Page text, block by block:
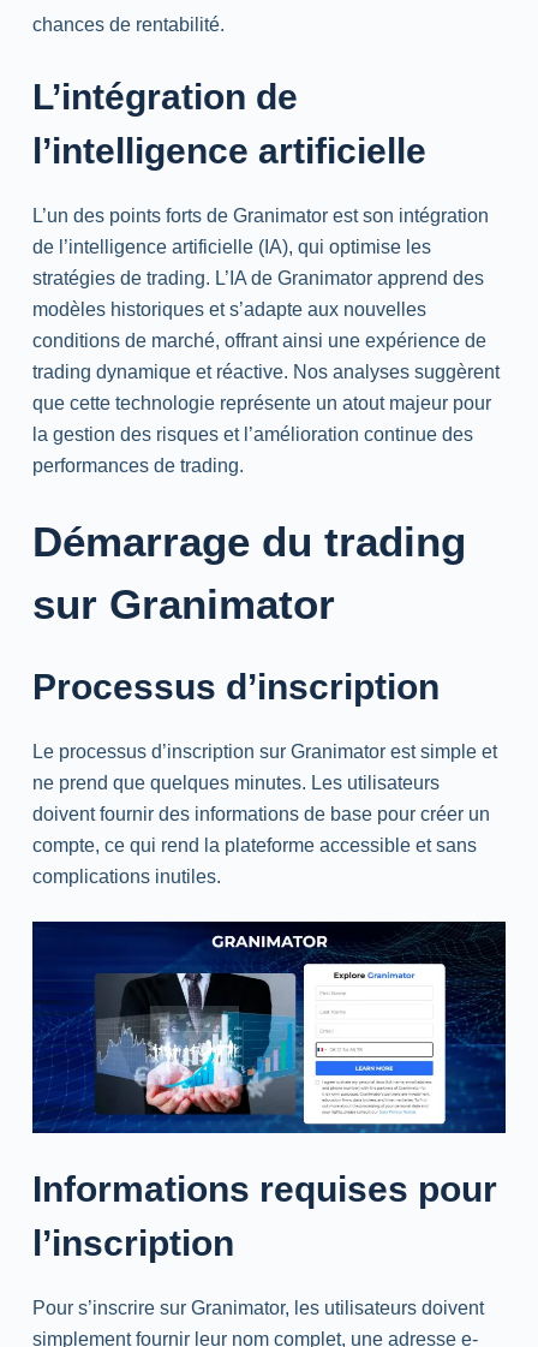
chances de rentabilité.
L’intégration de
l’intelligence artificielle
L’un des points forts de Granimator est son intégration
de l’intelligence artificielle (IA), qui optimise les
stratégies de trading. L’IA de Granimator apprend des
modèles historiques et s’adapte aux nouvelles
conditions de marché, offrant ainsi une expérience de
trading dynamique et réactive. Nos analyses suggèrent
que cette technologie représente un atout majeur pour
la gestion des risques et l’amélioration continue des
performances de trading.
Démarrage du trading
sur Granimator
Processus d’inscription
Le processus d’inscription sur Granimator est simple et
ne prend que quelques minutes. Les utilisateurs
doivent fournir des informations de base pour créer un
compte, ce qui rend la plateforme accessible et sans
complications inutiles.
Informations requises pour
l’inscription
Pour s’inscrire sur Granimator, les utilisateurs doivent
simplement fournir leur nom complet, une adresse e-